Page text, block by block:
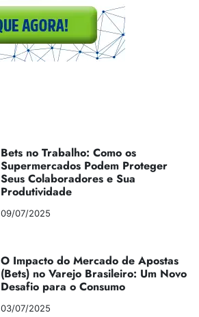
Bets no Trabalho: Como os
Supermercados Podem Proteger
Seus Colaboradores e Sua
Produtividade
09/07/2025
O Impacto do Mercado de Apostas
(Bets) no Varejo Brasileiro: Um Novo
Desafio para o Consumo
03/07/2025